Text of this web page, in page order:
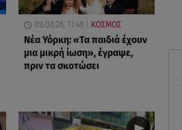
06.08.26, 11:48 ΚΟΣΜΟΣ
Νέα Υόρκη: «Τα παιδιά έχουν
μια μικρή ίωση», έγραψε,
πριν τα σκοτώσει